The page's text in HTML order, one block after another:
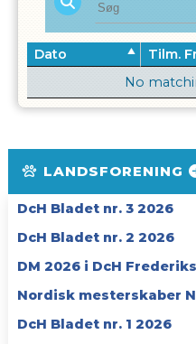
Dato Tilm.
No
LANDSFORENING
DcH Bladet nr. 3 2026
DcH Bladet nr. 2 2026
DM 2026 i DcH
Nordisk mesterskaber
DcH Bladet nr. 1 2026